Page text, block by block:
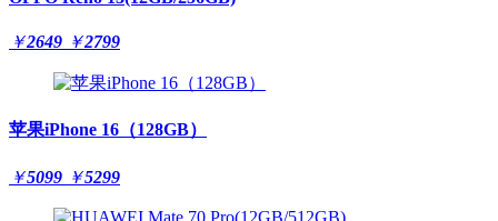
￥2649 ￥2799
苹果iPhone 16（128GB）
￥5099 ￥5299